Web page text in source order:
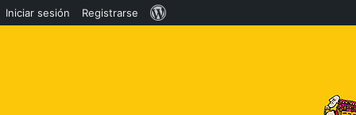
Iniciar sesión Registrarse